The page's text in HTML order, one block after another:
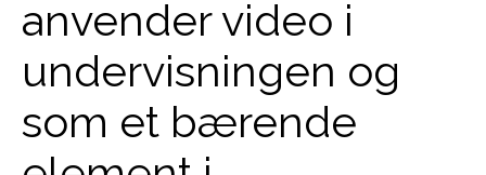
anvender video i
undervisningen og
som et bærende